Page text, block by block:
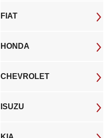
FIAT
HONDA
CHEVROLET
ISUZU